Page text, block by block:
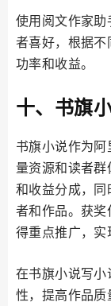
使用阅文作家
者喜好，根据
功率和收益。
十、书旗
书旗小说作为
量资源和读者
和收益分成，
者和作品。获
得重点推广，实
在书旗小说写
性，提高作品